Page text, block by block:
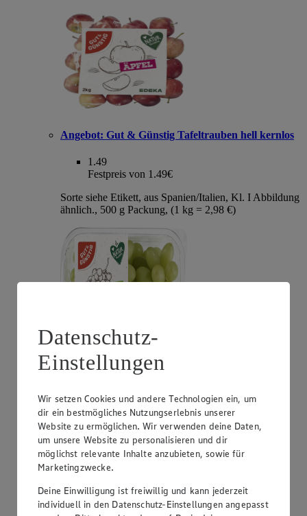
Angebot: Gut & Günstig Tafeltrauben hell kernlos
1.49
Festpreis von 1.49€
Sorte siehe Etikett, aus Spanien/Italien, Kl. I Abbildung
ähnlich., 500 g Packung, (1 kg = 2,98 €)
Heidelbeeren
5.00
Festpreis von 5.00€
Herkunft siehe Etikett, Kl. I, 700 g Packung, (1 kg =
7,14 €)
Datenschutz-
Einstellungen
Wir setzen Cookies und andere Technologien ein, um
dir ein bestmögliches Nutzungserlebnis unserer
Website zu ermöglichen. Wir verwenden deine Daten,
um unsere Website zu personalisieren und dir
möglichst relevante Inhalte anzubieten, sowie für
Marketingzwecke.
Deine Einwilligung ist freiwillig und kann jederzeit
individuell in den Datenschutz-Einstellungen angepasst